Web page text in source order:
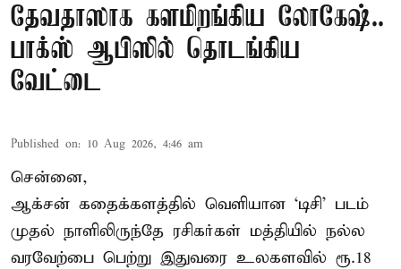
தேவதாஸாக களமிறங்கிய லோகேஷ்..
பாக்ஸ் ஆபிஸில் தொடங்கிய
வேட்டை
Published on: 10 Aug 2026, 4:46 am
சென்னை,
ஆக்சன் கதைக்களத்தில் வெளியான ‘டிசி’ படம்
முதல் நாளிலிருந்தே ரசிகர்கள் மத்தியில் நல்ல
வரவேற்பை பெற்று இதுவரை உலகளவில் ரூ.18